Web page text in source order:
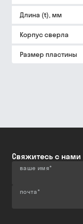
Длина (t), мм
Корпус сверла
Размер пластины
Свяжитесь с нами
ваше имя*
почта*